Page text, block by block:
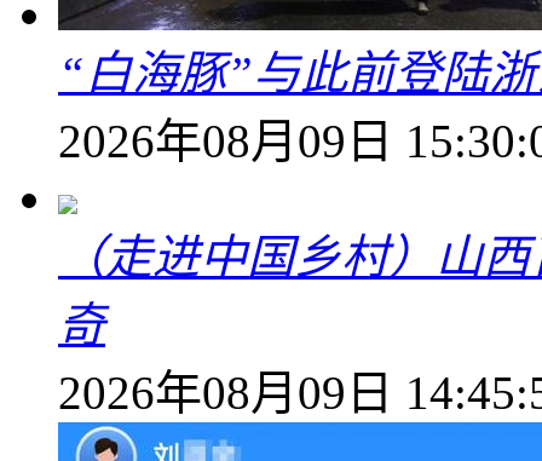
“白海豚”与此前登陆
2026年08月09日
（走进中国乡村）山
奇
2026年08月09日